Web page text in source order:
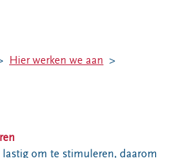
Hier werken we aan
om te stimuleren, daarom